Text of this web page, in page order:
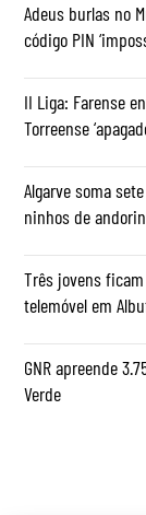
Adeus burlas no
código PIN
II Liga: Farense
Torreense
Algarve soma
ninhos de
Três jovens
telemóvel em
GNR apreende
Verde